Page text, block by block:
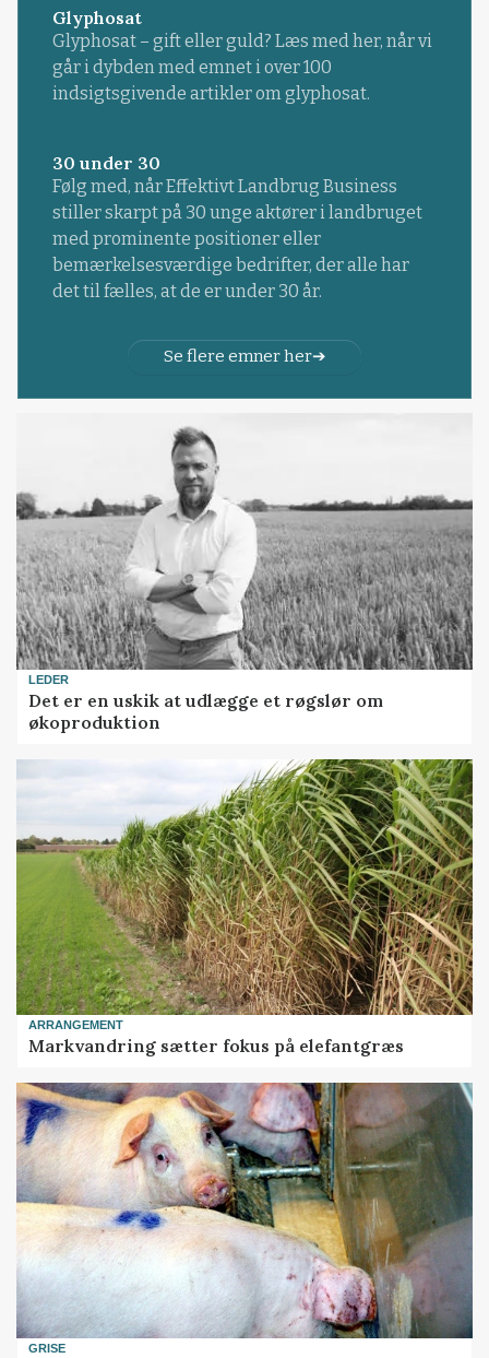
Glyphosat
Glyphosat – gift eller guld? Læs med her, når vi
går i dybden med emnet i over 100
indsigtsgivende artikler om glyphosat.
30 under 30
Følg med, når Effektivt Landbrug Business
stiller skarpt på 30 unge aktører i landbruget
med prominente positioner eller
bemærkelsesværdige bedrifter, der alle har
det til fælles, at de er under 30 år.
Se flere emner her
LEDER
Det er en uskik at udlægge et røgslør om
økoproduktion
ARRANGEMENT
Markvandring sætter fokus på elefantgræs
GRISE